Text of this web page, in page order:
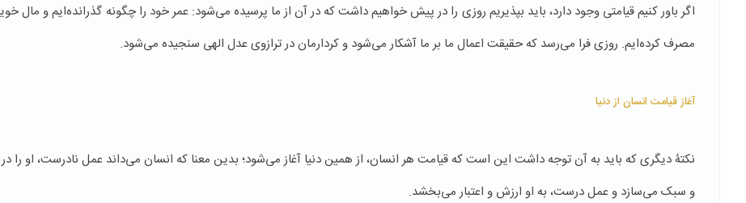
اگر باور کنیم قیامتی وجود دارد، باید بپذیریم روزی را در پیش خواهیم داشت که در آن از ما پرسیده می‌شود: عمر خود را چگونه گذرانده‌ایم و مال
مصرف کرده‌ایم. روزی فرا می‌رسد که حقیقت اعمال ما بر ما آشکار می‌شود و کردارمان در ترازوی عدل الهی سنجیده می‌شود.
آغاز قیامت انسان از دنیا
نکتۀ دیگری که باید به آن توجه داشت این است که قیامت هر انسان، از همین دنیا آغاز می‌شود؛ بدین معنا که انسان می‌داند عمل نادرست، او را
و سبک می‌سازد و عمل درست، به او ارزش و اعتبار می‌بخشد.